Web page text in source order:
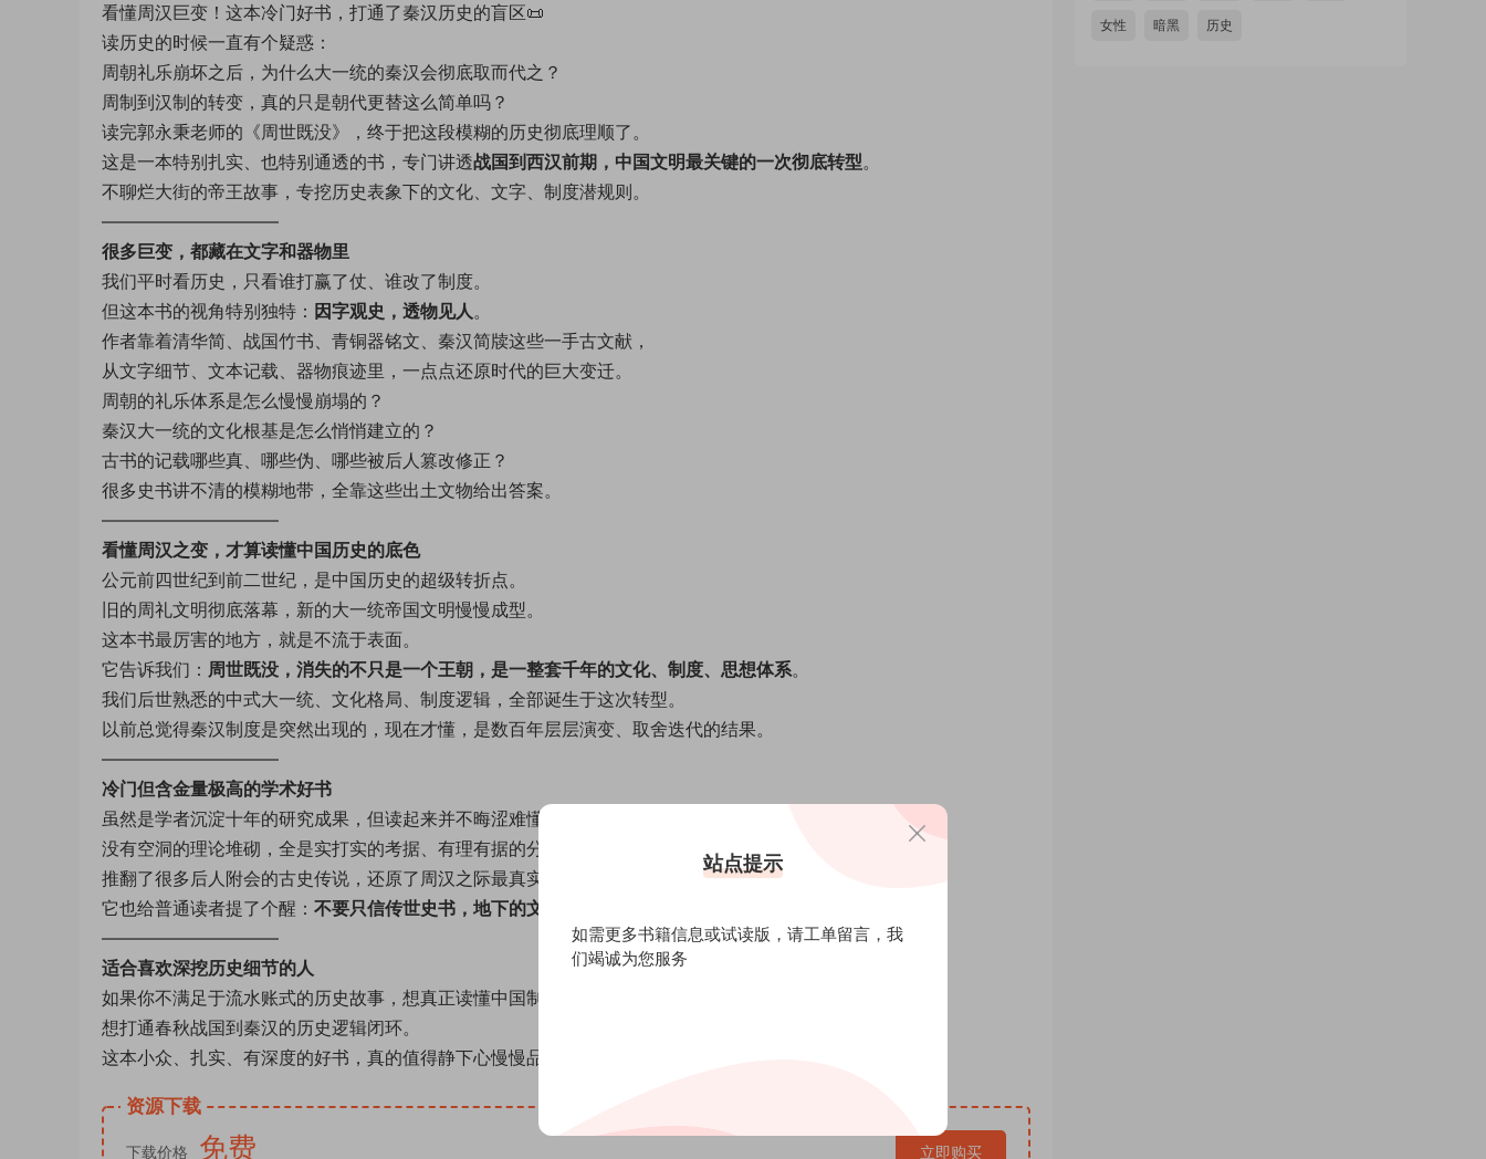
看懂周汉巨变！这本冷门好书，打通了秦汉历史的盲区📜
读历史的时候一直有个疑惑：
周朝礼乐崩坏之后，为什么大一统的秦汉会彻底取而代之？
周制到汉制的转变，真的只是朝代更替这么简单吗？
读完郭永秉老师的《周世既没》，终于把这段模糊的历史彻底理顺了。
这是一本特别扎实、也特别通透的书，专门讲透战国到西汉前期，中国文明最关键的一次彻底转型。
不聊烂大街的帝王故事，专挖历史表象下的文化、文字、制度潜规则。
——————————
很多巨变，都藏在文字和器物里
我们平时看历史，只看谁打赢了仗、谁改了制度。
但这本书的视角特别独特： 因字观史，透物见人。
作者靠着清华简、战国竹书、青铜器铭文、秦汉简牍这些一手古文献，
从文字细节、文本记载、器物痕迹里，一点点还原时代的巨大变迁。
周朝的礼乐体系是怎么慢慢崩塌的？
秦汉大一统的文化根基是怎么悄悄建立的？
古书的记载哪些真、哪些伪、哪些被后人篡改修正？
很多史书讲不清的模糊地带，全靠这些出土文物给出答案。
——————————
看懂周汉之变，才算读懂中国历史的底色
公元前四世纪到前二世纪，是中国历史的超级转折点。
旧的周礼文明彻底落幕，新的大一统帝国文明慢慢成型。
这本书最厉害的地方，就是不流于表面。
它告诉我们： 周世既没，消失的不只是一个王朝，是一整套千年的文化、制度、思想体系。
我们后世熟悉的中式大一统、文化格局、制度逻辑，全部诞生于这次转型。
以前总觉得秦汉制度是突然出现的，现在才懂，是数百年层层演变、取舍迭代的结果。
——————————
冷门但含金量极高的学术好书
虽然是学者沉淀十年的研究成果，但读起来并不晦涩难懂。
没有空洞的理论堆砌，全是实打实的考据、有理有据的分析。
推翻了很多后人附会的古史传说，还原了周汉之际最真实的文化变迁。
它也给普通读者提了个醒： 不要只信传世史书，地下的文物，往往更接近真相
——————————
适合喜欢深挖历史细节的人
如果你不满足于流水账式的历史故事，想真正读懂中国制度、文化的源头。
想打通春秋战国到秦汉的历史逻辑闭环。
这本小众、扎实、有深度的好书，真的值得静下心慢慢品读。
资源下载
下载价格 免费 立即购买
女性 暗黑 历史
站点提示
如需更多书籍信息或试读版，请工单留言 ，我
们竭诚为您服务